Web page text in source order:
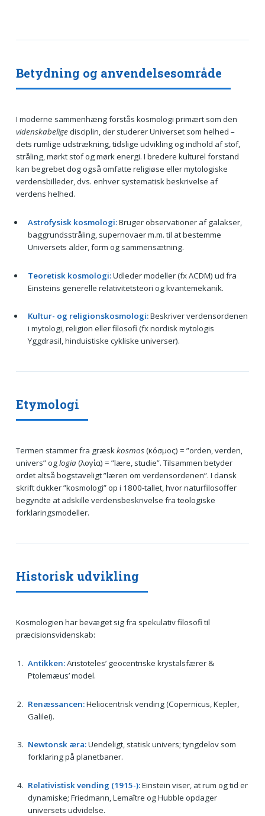
Betydning og anvendelsesområde
I moderne sammenhæng forstås kosmologi primært som den
videnskabeligedisciplin, der studerer Universet som helhed –
dets rumlige udstrækning, tidslige udvikling og indhold af stof,
stråling, mørkt stof og mørk energi. I bredere kulturel forstand
kan begrebet dog også omfatte religiøse eller mytologiske
verdensbilleder, dvs. enhver systematisk beskrivelse af
verdens helhed.
Astrofysisk kosmologi:Bruger observationer af galakser,
baggrundsstråling, supernovaer m.m. til at bestemme
Universets alder, form og sammensætning.
Teoretisk kosmologi:Udleder modeller (fx ΛCDM) ud fra
Einsteins generelle relativitetsteori og kvantemekanik.
Kultur- og religionskosmologi:Beskriver verdensordenen
i mytologi, religion eller filosofi (fx nordisk mytologis
Yggdrasil, hinduistiske cykliske universer).
Etymologi
Termen stammer fra græskkosmos(κόσμος) = ”orden, verden,
univers” oglogia(λογία) = ”lære, studie”. Tilsammen betyder
ordet altså bogstaveligt ”læren om verdensordenen”. I dansk
skrift dukker ”kosmologi” op i 1800-tallet, hvor naturfilosoffer
begyndte at adskille verdensbeskrivelse fra teologiske
forklaringsmodeller.
Historisk udvikling
Kosmologien har bevæget sig fra spekulativ filosofi til
præcisionsvidenskab:
Antikken:Aristoteles’ geocentriske krystalsfærer &
Ptolemæus’ model.
Renæssancen:Heliocentrisk vending (Copernicus, Kepler,
Galilei).
Newtonsk æra:Uendeligt, statisk univers; tyngdelov som
forklaring på planetbaner.
Relativistisk vending (1915-):Einstein viser, at rum og tid er
dynamiske; Friedmann, Lemaître og Hubble opdager
universets udvidelse.